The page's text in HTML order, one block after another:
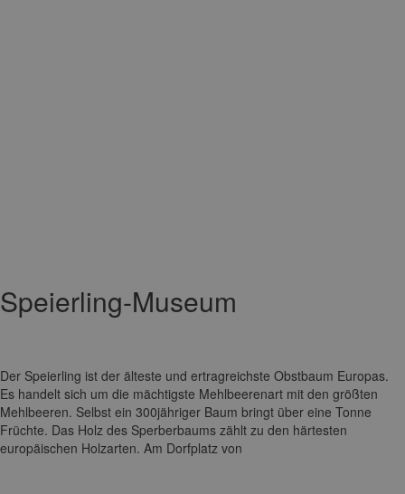
Speierling-Museum
Der Speierling ist der älteste und ertragreichste Obstbaum Europas.
Es handelt sich um die mächtigste Mehlbeerenart mit den größten
Mehlbeeren. Selbst ein 300jähriger Baum bringt über eine Tonne
Früchte. Das Holz des Sperberbaums zählt zu den härtesten
europäischen Holzarten. Am Dorfplatz von